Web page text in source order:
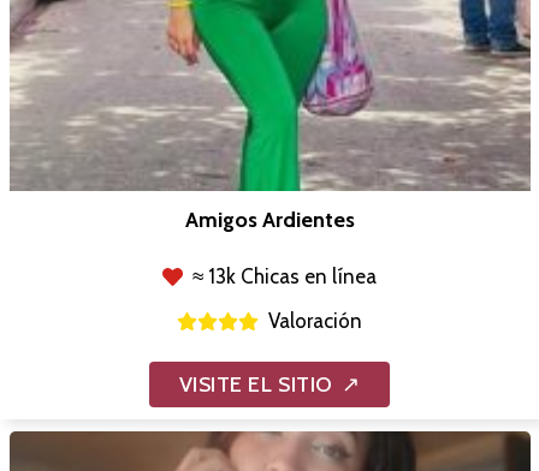
Amigos Ardientes
≈ 13k Chicas en línea
Valoración
VISITE EL SITIO